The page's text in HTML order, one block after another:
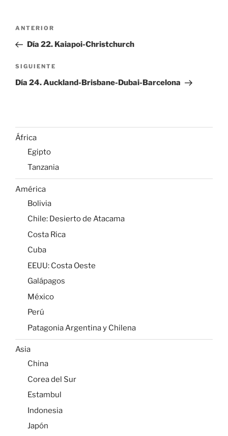
Navegación
entradas
Entrada
anterior:
ANTERIOR
Día 22. Kaiapoi-Christchurch
Siguiente
entrada
SIGUIENTE
Día 24. Auckland-Brisbane-Dubai-Barcelona
África
Egipto
Tanzania
América
Bolivia
Chile: Desierto de Atacama
Costa Rica
Cuba
EEUU: Costa Oeste
Galápagos
México
Perú
Patagonia Argentina y Chilena
Asia
China
Corea del Sur
Estambul
Indonesia
Japón